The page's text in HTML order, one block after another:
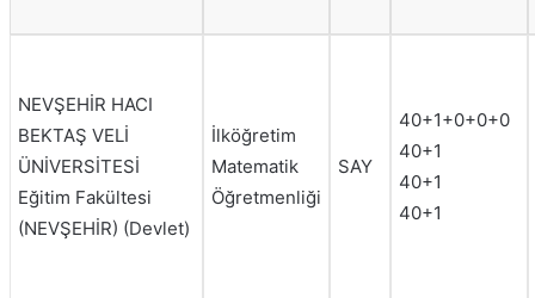
NEVŞEHİR HACI
BEKTAŞ VELİ
ÜNİVERSİTESİ
Eğitim Fakültesi
(NEVŞEHİR) (Devlet)
İlköğretim
Matematik
Öğretmenliği
SAY
40+1+0+0+0
40+1
40+1
40+1